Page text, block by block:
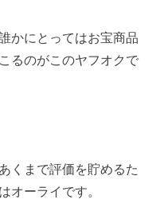
かにとってはお宝商品
るのがこのヤフオクで
くまで評価を貯めるた
オーライです。